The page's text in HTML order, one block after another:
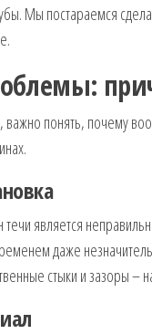
Мы постараемся
понять, почему
является
даже
стыки и зазоры –